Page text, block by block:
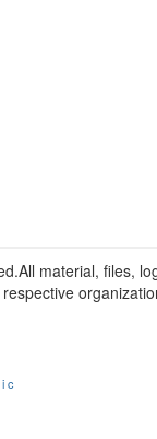
material, files,